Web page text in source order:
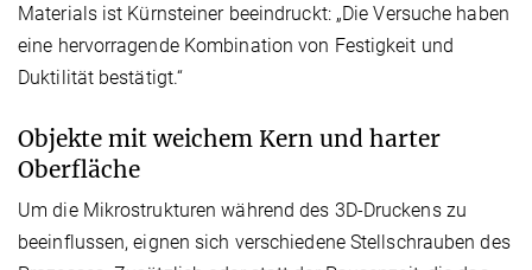
Materials ist Kürnsteiner beeindruckt: „Die Versuche haben
eine hervorragende Kombination von Festigkeit und
Duktilität bestätigt.“
Objekte mit weichem Kern und harter
Oberfläche
Um die Mikrostrukturen während des 3D-Druckens zu
beeinflussen, eignen sich verschiedene Stellschrauben des